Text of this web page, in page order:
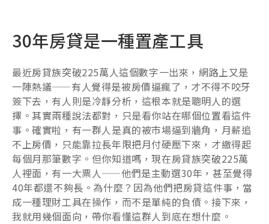
30年房貸是一種置產工具
最近房貸族突破225萬人這個數字一出來，網路上又是
一陣熱議——有人覺得是被房價逼瘋了，才不得不咬牙
簽下去，有人則是冷靜分析，這根本就是聰明人的選
擇。其實兩種說法都對，只是看你站在哪個位置看這件
事。確實啦，有一群人是真的被市場逼到牆角，月薪追
不上房價，只能靠拉長年限把月付硬壓下來，才繳得起
每個月那筆數字。但你知道嗎，現在房貸族突破225萬
人裡面，有一大票人——他們是主動選30年，甚至覺得
40年都還不夠長。為什麼？因為他們把房貸這件事，當
成一種理財工具在操作，而不是單純的負債。接下來，
我就用幾個面向，帶你看懂這群人到底在想什麼。